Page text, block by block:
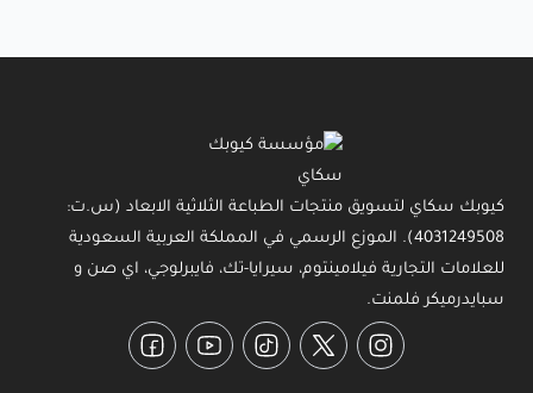
كيوبك سكاي لتسويق منتجات الطباعة الثلاثية الابعاد (س.ت:
4031249508). الموزع الرسمي في المملكة العربية السعودية
للعلامات التجارية فيلامينتوم، سيرايا-تك، فايبرلوجي، اي صن و
سبايدرميكر فلمنت.
Instagram
Twitter
TikTok
YouTube
Facebook